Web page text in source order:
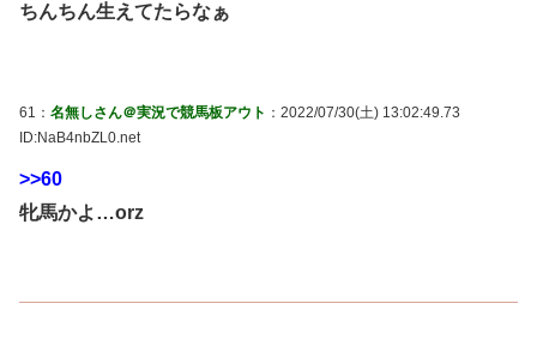
ちんちん生えてたらなぁ
61： 名無しさん＠実況で競馬板アウト ：2022/07/30(土) 13:02:49.73
ID:NaB4nbZL0.net
>>60
牝馬かよ…orz